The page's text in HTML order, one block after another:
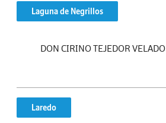
Laguna de Negrillos
DON CIRINO TEJEDOR VELADO
Laredo